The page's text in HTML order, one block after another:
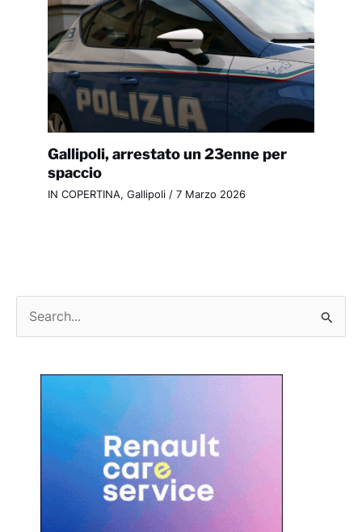
Gallipoli, arrestato un 23enne per
spaccio
IN COPERTINA, Gallipoli/ 7 Marzo 2026